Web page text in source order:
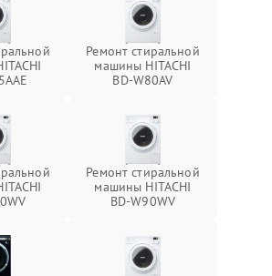
Ремонт стиральной
машины HITACHI
BD-W80AV
Ремонт стиральной
машины HITACHI
BD-W90WV